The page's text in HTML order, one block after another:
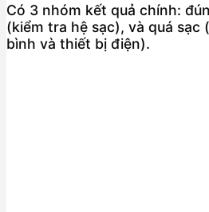
Có 3 nhóm kết quả chính:
(kiểm tra hệ sạc), và quá sạc
bình và thiết bị điện).